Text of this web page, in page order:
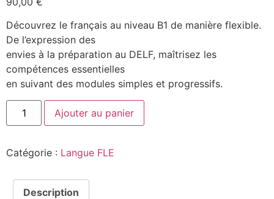
Découvrez le français au niveau B1 de manière flexible.
De l’expression des
envies à la préparation au DELF, maîtrisez les
compétences essentielles
en suivant des modules simples et progressifs.
Ajouter au panier
Catégorie : Langue FLE
Description